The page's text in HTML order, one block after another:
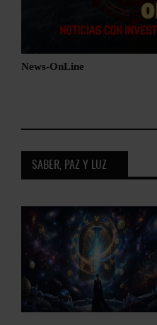
News-OnLine
SABER, PAZ Y LUZ